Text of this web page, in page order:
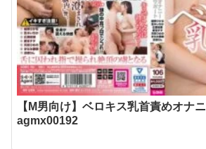
【M男向け】ベロキス乳首責めオナ
agmx00192